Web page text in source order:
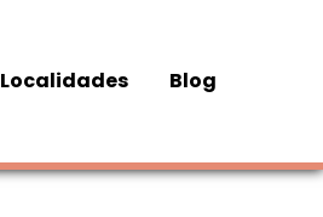
Localidades Blog